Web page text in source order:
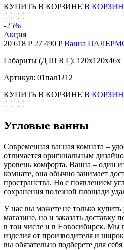
КУПИТЬ В КОРЗИНЕ В
-25%
Акция
20 618 Р 27 490 Р Ванна
Габариты (Д Ш В Г): 120x120x46x
Артикул: 01пал1212
КУПИТЬ В КОРЗИНЕ В
Угловые ванны
Современная ванная комната –
отличается оригинальным
уровень комфорта. Ванна – один
комнате, она обычно занимает
пространства. Но с появлением
сохранения полезной площади
У нас вы можете не только купить
магазине, но и заказать доставку
в тои числе и в Новосибирск. Мы
изделия от производителя и
вы обязательно подберете для